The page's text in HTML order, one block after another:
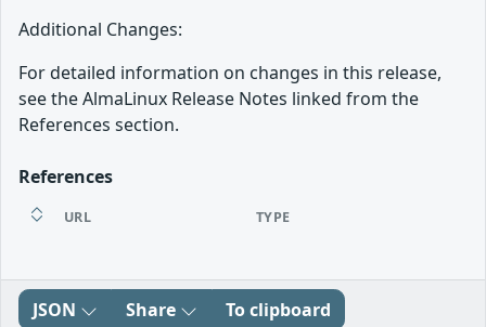
Additional Changes:
For detailed information on changes in this release,
see the AlmaLinux Release Notes linked from the
References section.
References
URL TYPE
JSON Share To clipboard